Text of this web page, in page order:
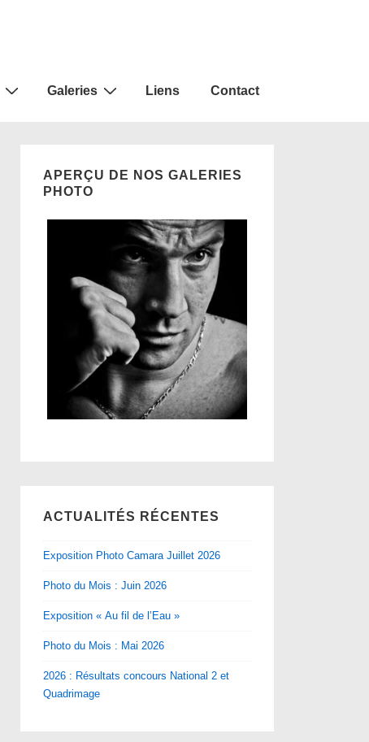
Galeries Liens Contact
APERÇU DE NOS GALERIES
PHOTO
ACTUALITÉS RÉCENTES
Exposition Photo Camara Juillet 2026
Photo du Mois : Juin 2026
Exposition « Au fil de l’Eau »
Photo du Mois : Mai 2026
2026 : Résultats concours National 2 et
Quadrimage